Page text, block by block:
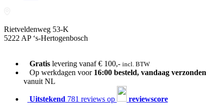
Rietveldenweg 53-K
5222 AP ‘s-Hertogenbosch
Gratislevering vanaf € 100,- incl. BTW
Op werkdagen voor 16:00 besteld, vandaag verzonden
vanuit NL
Uitstekend 781 reviews op reviewscore